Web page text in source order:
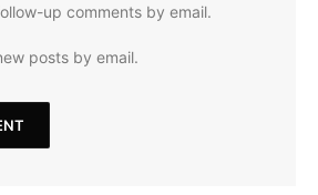
up comments by email.
posts by email.